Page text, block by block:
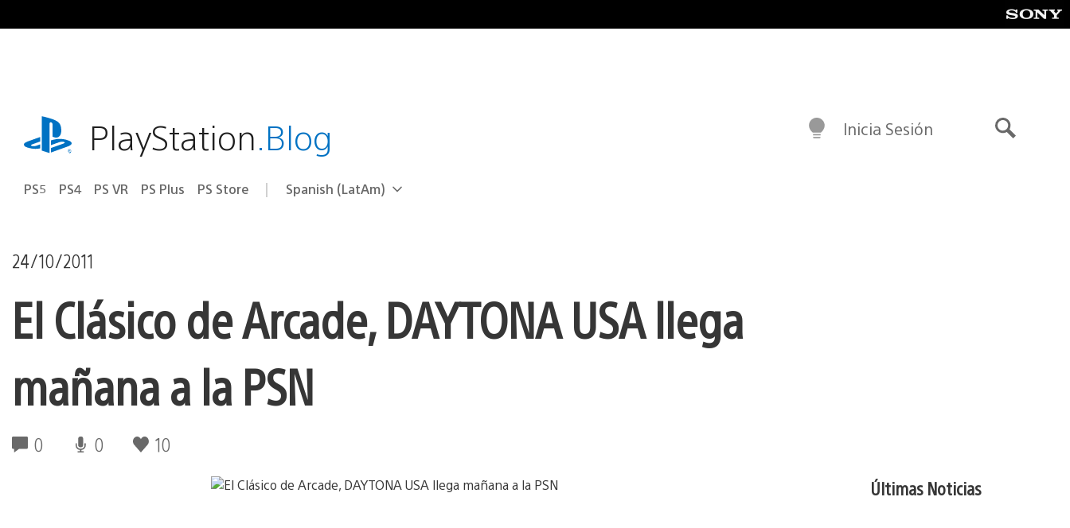
al
playstation.comPlayStation.Blog
PS5 PS4 PS VR PS Plus PS Store Elige
Región
Spanish (LatAm)
Inicia Sesión
24/10/2011
El Clásico de Arcade, DAYTONA USA llega
mañana a la PSN
0 0 10
Últimas Noticias